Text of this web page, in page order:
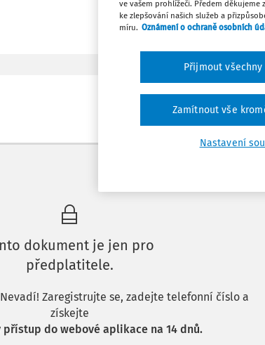
dokument je jen pro
předplatitele.
Zaregistrujte se, zadejte telefonní číslo a
získejte
do webové aplikace na 14 dnů.
ve vašem prohlížeči. Předem děkujeme
ke zlepšování našich služeb a
míru. Oznámení o ochraně osobních
Nastavení
Zamítnout vše
Přijmout